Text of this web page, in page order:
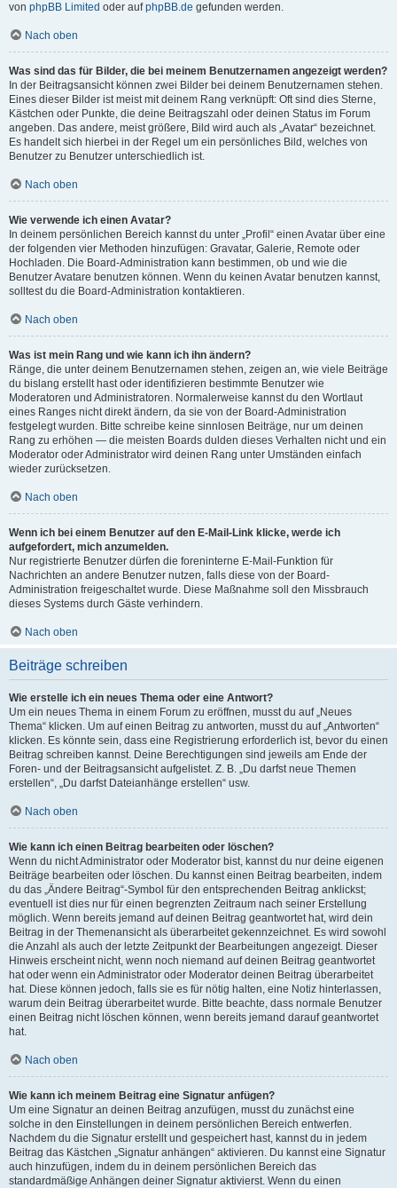
von phpBB Limited oder aufphpBB.de gefunden werden.
Nach oben
Was sind das für Bilder, die bei meinem Benutzernamen angezeigt werden?
In der Beitragsansicht können zwei Bilder bei deinem Benutzernamen stehen.
Eines dieser Bilder ist meist mit deinem Rang verknüpft: Oft sind dies Sterne,
Kästchen oder Punkte, die deine Beitragszahl oder deinen Status im Forum
angeben. Das andere, meist größere, Bild wird auch als „Avatar“ bezeichnet.
Es handelt sich hierbei in der Regel um ein persönliches Bild, welches von
Benutzer zu Benutzer unterschiedlich ist.
Nach oben
Wie verwende ich einen Avatar?
In deinem persönlichen Bereich kannst du unter „Profil“ einen Avatar über eine
der folgenden vier Methoden hinzufügen: Gravatar, Galerie, Remote oder
Hochladen. Die Board-Administration kann bestimmen, ob und wie die
Benutzer Avatare benutzen können. Wenn du keinen Avatar benutzen kannst,
solltest du die Board-Administration kontaktieren.
Nach oben
Was ist mein Rang und wie kann ich ihn ändern?
Ränge, die unter deinem Benutzernamen stehen, zeigen an, wie viele Beiträge
du bislang erstellt hast oder identifizieren bestimmte Benutzer wie
Moderatoren und Administratoren. Normalerweise kannst du den Wortlaut
eines Ranges nicht direkt ändern, da sie von der Board-Administration
festgelegt wurden. Bitte schreibe keine sinnlosen Beiträge, nur um deinen
Rang zu erhöhen — die meisten Boards dulden dieses Verhalten nicht und ein
Moderator oder Administrator wird deinen Rang unter Umständen einfach
wieder zurücksetzen.
Nach oben
Wenn ich bei einem Benutzer auf den E-Mail-Link klicke, werde ich
aufgefordert, mich anzumelden.
Nur registrierte Benutzer dürfen die foreninterne E-Mail-Funktion für
Nachrichten an andere Benutzer nutzen, falls diese von der Board-
Administration freigeschaltet wurde. Diese Maßnahme soll den Missbrauch
dieses Systems durch Gäste verhindern.
Nach oben
Beiträge schreiben
Wie erstelle ich ein neues Thema oder eine Antwort?
Um ein neues Thema in einem Forum zu eröffnen, musst du auf „Neues
Thema“ klicken. Um auf einen Beitrag zu antworten, musst du auf „Antworten“
klicken. Es könnte sein, dass eine Registrierung erforderlich ist, bevor du einen
Beitrag schreiben kannst. Deine Berechtigungen sind jeweils am Ende der
Foren- und der Beitragsansicht aufgelistet. Z. B. „Du darfst neue Themen
erstellen“, „Du darfst Dateianhänge erstellen“ usw.
Nach oben
Wie kann ich einen Beitrag bearbeiten oder löschen?
Wenn du nicht Administrator oder Moderator bist, kannst du nur deine eigenen
Beiträge bearbeiten oder löschen. Du kannst einen Beitrag bearbeiten, indem
du das „Ändere Beitrag“-Symbol für den entsprechenden Beitrag anklickst;
eventuell ist dies nur für einen begrenzten Zeitraum nach seiner Erstellung
möglich. Wenn bereits jemand auf deinen Beitrag geantwortet hat, wird dein
Beitrag in der Themenansicht als überarbeitet gekennzeichnet. Es wird sowohl
die Anzahl als auch der letzte Zeitpunkt der Bearbeitungen angezeigt. Dieser
Hinweis erscheint nicht, wenn noch niemand auf deinen Beitrag geantwortet
hat oder wenn ein Administrator oder Moderator deinen Beitrag überarbeitet
hat. Diese können jedoch, falls sie es für nötig halten, eine Notiz hinterlassen,
warum dein Beitrag überarbeitet wurde. Bitte beachte, dass normale Benutzer
einen Beitrag nicht löschen können, wenn bereits jemand darauf geantwortet
hat.
Nach oben
Wie kann ich meinem Beitrag eine Signatur anfügen?
Um eine Signatur an deinen Beitrag anzufügen, musst du zunächst eine
solche in den Einstellungen in deinem persönlichen Bereich entwerfen.
Nachdem du die Signatur erstellt und gespeichert hast, kannst du in jedem
Beitrag das Kästchen „Signatur anhängen“ aktivieren. Du kannst eine Signatur
auch hinzufügen, indem du in deinem persönlichen Bereich das
standardmäßige Anhängen deiner Signatur aktivierst. Wenn du einen